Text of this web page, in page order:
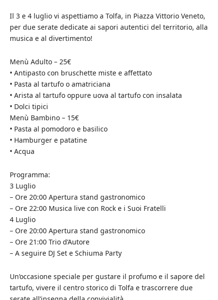
Il 3 e 4 luglio vi aspettiamo a Tolfa, in Piazza Vittorio Veneto,
per due serate dedicate ai sapori autentici del territorio, alla
musica e al divertimento!
Menù Adulto – 25€
• Antipasto con bruschette miste e affettato
• Pasta al tartufo o amatriciana
• Arista al tartufo oppure uova al tartufo con insalata
• Dolci tipici
Menù Bambino – 15€
• Pasta al pomodoro e basilico
• Hamburger e patatine
• Acqua
Programma:
3 Luglio
– Ore 20:00 Apertura stand gastronomico
– Ore 22:00 Musica live con Rock e i Suoi Fratelli
4 Luglio
– Ore 20:00 Apertura stand gastronomico
– Ore 21:00 Trio d’Autore
– A seguire DJ Set e Schiuma Party
Un’occasione speciale per gustare il profumo e il sapore del
tartufo, vivere il centro storico di Tolfa e trascorrere due